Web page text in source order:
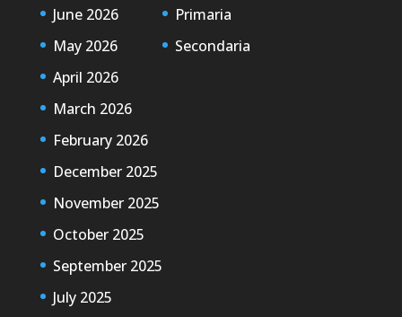
June 2026
May 2026
April 2026
March 2026
February 2026
December 2025
November 2025
October 2025
September 2025
July 2025
Primaria
Secondaria